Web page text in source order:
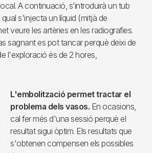
A continuació, s’introduirà un tub
s'injecta un líquid (mitjà de
veure les artèries en les radiografies.
sagnant es pot tancar perquè deixi de
l'exploració és de 2 hores,
L'embolització permet tractar el
problema dels vasos. En ocasions,
cal fer més d'una sessió perquè el
resultat sigui òptim. Els resultats que
s'obtenen compensen els possibles